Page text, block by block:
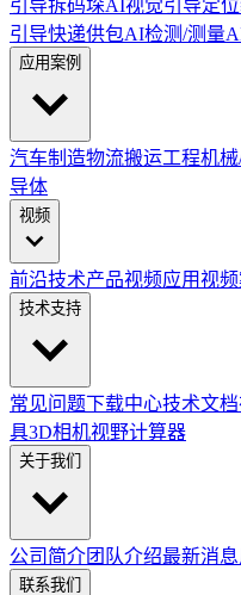
引导拆码垛AI视觉引导定
引导快递供包AI检测/测量
应用案例
汽车制造物流搬运工程机
导体
视频
前沿技术产品视频应用视频
技术支持
常见问题下载中心技术文档
具3D相机视野计算器
关于我们
公司简介团队介绍最新消息
联系我们